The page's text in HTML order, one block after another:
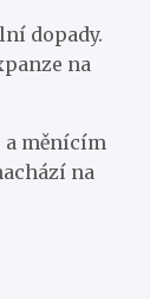
dopady.
na
a měnícím
na